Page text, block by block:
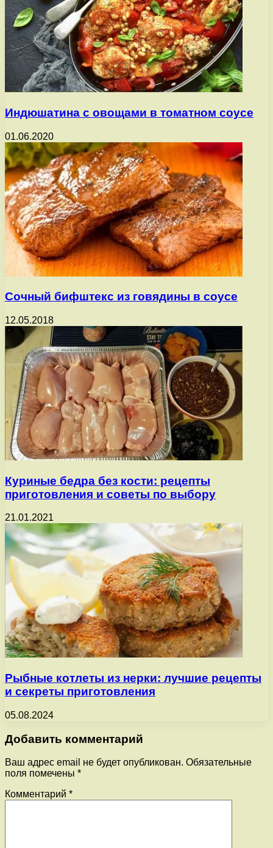
Индюшатина с овощами в томатном соусе
01.06.2020
Сочный бифштекс из говядины в соусе
12.05.2018
Куриные бедра без кости: рецепты
приготовления и советы по выбору
21.01.2021
Рыбные котлеты из нерки: лучшие рецепты
и секреты приготовления
05.08.2024
Добавить комментарий
Ваш адрес email не будет опубликован. Обязательные
поля помечены *
Комментарий *